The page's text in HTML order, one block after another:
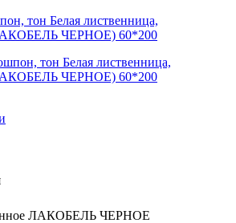
тон Белая лиственница,
ЧЕРНОЕ) 60*200
ЛАКОБЕЛЬ ЧЕРНОЕ